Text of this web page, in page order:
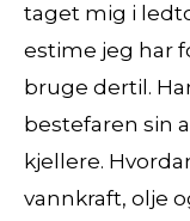
taget mig i
estime jeg har
bruge dertil.
bestefaren sin
kjellere.
vannkraft, olje